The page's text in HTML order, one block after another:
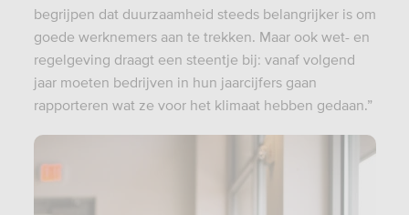
begrijpen dat duurzaamheid steeds belangrijker is om
goede werknemers aan te trekken. Maar ook wet- en
regelgeving draagt een steentje bij: vanaf volgend
jaar moeten bedrijven in hun jaarcijfers gaan
rapporteren wat ze voor het klimaat hebben gedaan.”